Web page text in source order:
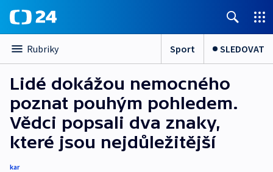
Rubriky Sport SLEDOVAT
Lidé dokážou nemocného
poznat pouhým pohledem.
Vědci popsali dva znaky,
které jsou nejdůležitější
kar